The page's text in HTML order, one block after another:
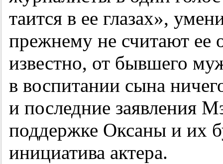
таится в ее глазах»,
прежнему не считают ее
известно, от бывшего
в воспитании сына
и последние заявления
поддержке Оксаны и их
инициатива актера.